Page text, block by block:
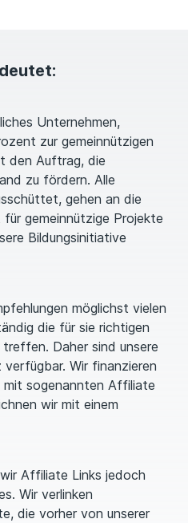
Unternehmen,
zur gemeinnützigen
den Auftrag, die
zu fördern. Alle
gehen an die
gemeinnützige Projekte
Bildungsinitiative
möglichst vielen
die für sie richtigen
Daher sind unsere
Wir finanzieren
mit sogenannten Affiliate
wir mit einem
Affiliate Links jedoch
Wir verlinken
die vorher von unserer